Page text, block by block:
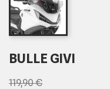
BULLE GIVI
119,90 €